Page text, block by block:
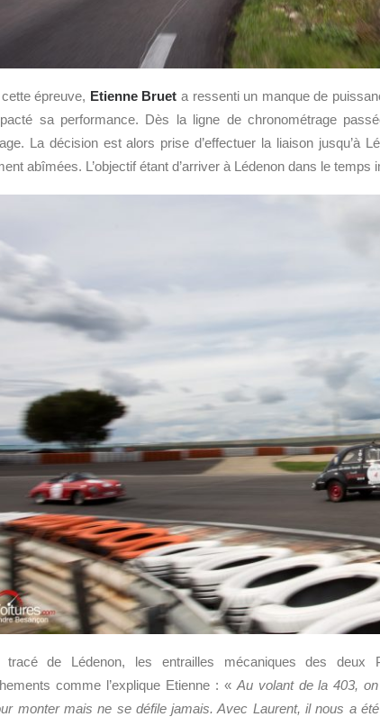
épreuve, Etienne Bruet a ressenti un manque de
sa performance. Dès la ligne de chronométrage
La décision est alors prise d’effectuer la liaison jusqu’à
abîmées. L’objectif étant d’arriver à Lédenon dans le temps
de Lédenon, les entrailles mécaniques des deux
comme l’explique Etienne : « Au volant de la 403,
monter mais ne se défile jamais. Avec Laurent, il nous a